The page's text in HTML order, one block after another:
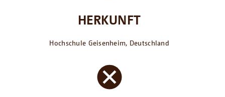
HERKUNFT
Hochschule Geisenheim, Deutschland